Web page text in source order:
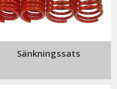
Sänkningssats